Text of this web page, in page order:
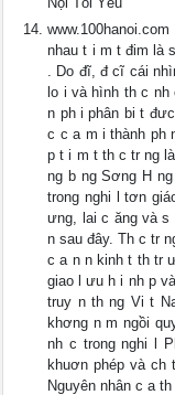
nhau t i m t đim là
. Do đĩ, đ cĩ cái
lo i và hình th c
n ph i phân bi t
c c a m i thành ph
p t i m t th c tr ng
ng b ng Sơng H
trong nghi l tơn
ưng, lai c ăng và
n sau đây. Th c tr
c a n n kinh t th tr
giao l ưu h i nh p
truy n th ng Vi t
khơng n m ngồi
nh c trong nghi l
khuơn phép và ch
Nguyên nhân c a